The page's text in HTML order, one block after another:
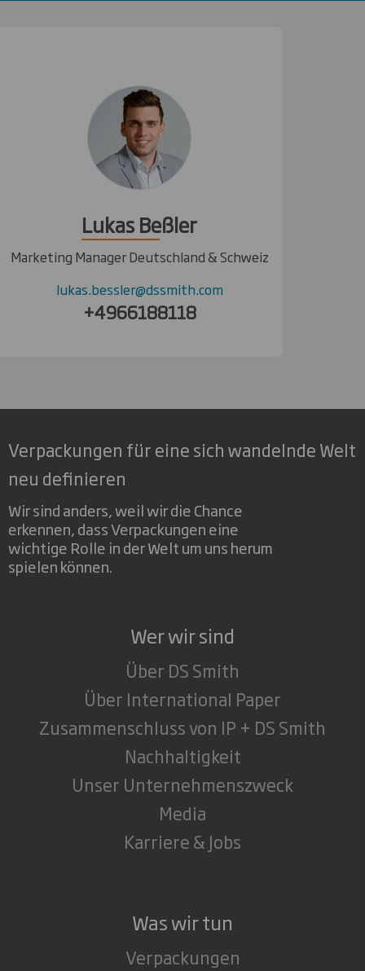
Lukas Beßler
Marketing Manager Deutschland & Schweiz
lukas.bessler@dssmith.com
+4966188118
Verpackungen für eine sich wandelnde Welt
neu definieren
Wir sind anders, weil wir die Chance
erkennen, dass Verpackungen eine
wichtige Rolle in der Welt um uns herum
spielen können.
Wer wir sind
Über DS Smith
Über International Paper
Zusammenschluss von IP + DS Smith
Nachhaltigkeit
Unser Unternehmenszweck
Media
Karriere & Jobs
Was wir tun
Verpackungen